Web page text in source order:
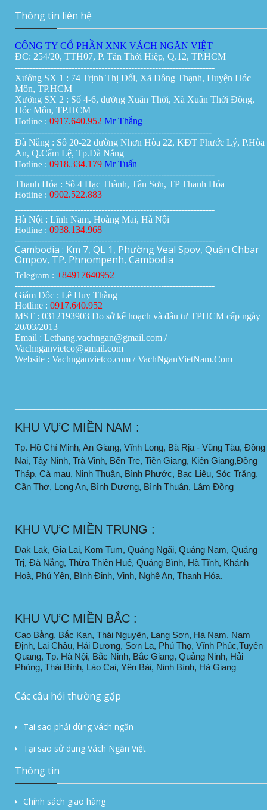
Thông tin liên hệ
CÔNG TY CỔ PHẦN XNK VÁCH NGĂN VIỆT
ĐC: 254/20, TTH07, P. Tân Thới Hiệp, Q.12, TP.HCM
-------------------------------------------------------------------
Xưởng SX 1 : 74 Trịnh Thị Dối, Xã Đông Thạnh, Huyện Hóc
Môn, TP.HCM
Xưởng SX 2 : Số 4-6, đường Xuân Thới, Xã Xuân Thới Đông,
Hóc Môn, TP.HCM
Hotline : 0917.640.952 Mr Thắng
------------------------------------------------------------------
Đà Nẵng : Số 20-22 đường Nhơn Hòa 22, KĐT Phước Lý, P.Hòa
An, Q.Cẩm Lệ, Tp.Đà Nẵng
Hotline : 0918.334.179 Mr Tuấn
-------------------------------------------------------------------
Thanh Hóa : Số 4 Hạc Thành, Tân Sơn, TP Thanh Hóa
Hotline : 0902.522.883
-------------------------------------------------------------------
Hà Nội : Lĩnh Nam, Hoàng Mai, Hà Nội
Hotline : 0938.134.968
-------------------------------------------------------------------
Cambodia : Km 7, QL 1, Phường Veal Spov, Quận Chbar
Ompov, TP. Phnompenh, Cambodia
Telegram : +84917640952
-------------------------------------------------------------------
Giám Đốc : Lê Huy Thắng
Hotline : 0917.640.952
MST : 0312193903 Do sở kế hoạch và đầu tư TPHCM cấp ngày
20/03/2013
Email : Lethang.vachngan@gmail.com /
Vachnganvietco@gmail.com
Website : Vachnganvietco.com /VachNganVietNam.Com
KHU VỰC MIỀN NAM :
Tp. Hồ Chí Minh, An Giang, Vĩnh Long, Bà Rịa - Vũng Tàu, Đồng
Nai, Tây Ninh, Trà Vinh, Bến Tre, Tiền Giang, Kiên Giang,Đồng
Tháp, Cà mau, Ninh Thuận, Bình Phước, Bạc Liêu, Sóc Trăng,
Cần Thơ, Long An, Bình Dương, Bình Thuận, Lâm Đồng
KHU VỰC MIỀN TRUNG :
Dak Lak, Gia Lai, Kom Tum, Quảng Ngãi, Quảng Nam, Quảng
Trị, Đà Nẵng, Thừa Thiên Huế, Quảng Bình, Hà Tĩnh, Khánh
Hoà, Phú Yên, Bình Định, Vinh, Nghệ An, Thanh Hóa.
KHU VỰC MIỀN BẮC :
Cao Bằng, Bắc Kạn, Thái Nguyên, Lạng Sơn, Hà Nam, Nam
Định, Lai Châu, Hải Dương, Sơn La, Phú Thọ, Vĩnh Phúc,Tuyên
Quang, Tp. Hà Nội, Bắc Ninh, Bắc Giang, Quảng Ninh, Hải
Phòng, Thái Bình, Lào Cai, Yên Bái, Ninh Bình, Hà Giang
Các câu hỏi thường gặp
Tai sao phải dùng vách ngăn
Tại sao sử dung Vách Ngăn Việt
Thông tin
Chính sách giao hàng